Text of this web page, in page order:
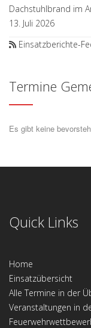
Dachstuhlbrand im
13. Juli 2026
Einsatzberichte-
Termine
Es gibt keine
Quick Links
Home
Einsatzübersicht
Alle Termine in der
Veranstaltungen in